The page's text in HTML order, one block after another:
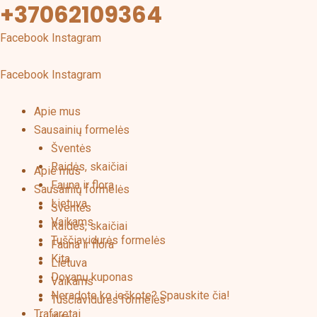
Pereiti
prie
turinio
+37062109364
Facebook Instagram
Facebook Instagram
Apie mus
Sausainių formelės
Šventės
Raidės, skaičiai
Fauna ir flora
Lietuva
Vaikams
Tuščiavidurės formelės
Kita
Dovanų kuponas
Neradote ko ieškote? Spauskite čia!
Trafaretai
Apie mus
Sausainių formelės
Šventės
Raidės, skaičiai
Fauna ir flora
Lietuva
Vaikams
Tuščiavidurės formelės